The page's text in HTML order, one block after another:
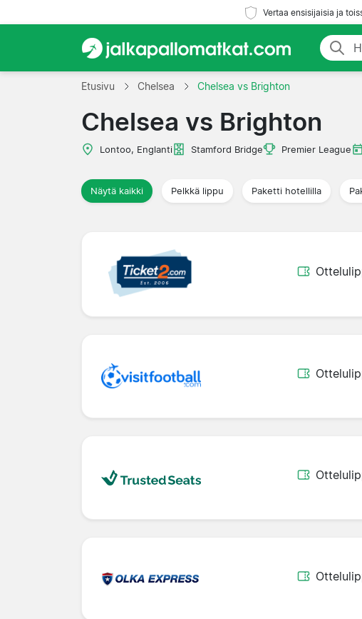
Vertaa ensisijaisia ja
Etusivu Chelsea Chelsea vs Brighton
Chelsea vs Brighton
Lontoo, Englanti Stamford Bridge Premier League
Näytä kaikki Pelkkä lippu Paketti hotellilla